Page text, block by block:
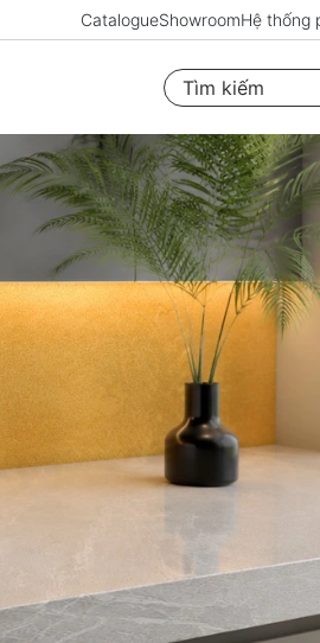
CatalogueShowroomHệ thống
Tìm kiếm